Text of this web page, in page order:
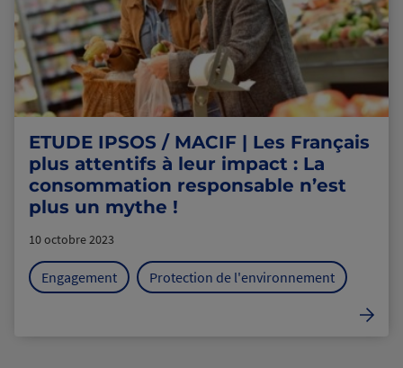
ETUDE IPSOS / MACIF | Les Français
plus attentifs à leur impact : La
consommation responsable n’est
plus un mythe !
10 octobre 2023
Engagement Protection de l'environnement